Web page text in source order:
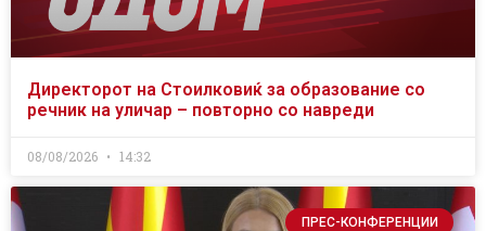
Директорот на Стоилковиќ за образование со
речник на уличар – повторно со навреди
08/08/2026 14:32
ПРЕС-КОНФЕРЕНЦИИ